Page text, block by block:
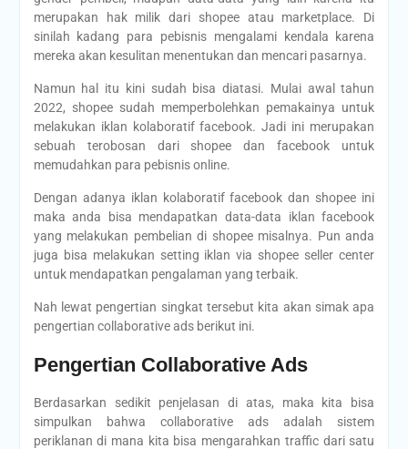
merupakan hak milik dari shopee atau marketplace. Di
sinilah kadang para pebisnis mengalami kendala karena
mereka akan kesulitan menentukan dan mencari pasarnya.
Namun hal itu kini sudah bisa diatasi. Mulai awal tahun
2022, shopee sudah memperbolehkan pemakainya untuk
melakukan iklan kolaboratif facebook. Jadi ini merupakan
sebuah terobosan dari shopee dan facebook untuk
memudahkan para pebisnis online.
Dengan adanya iklan kolaboratif facebook dan shopee ini
maka anda bisa mendapatkan data-data iklan facebook
yang melakukan pembelian di shopee misalnya. Pun anda
juga bisa melakukan setting iklan via shopee seller center
untuk mendapatkan pengalaman yang terbaik.
Nah lewat pengertian singkat tersebut kita akan simak apa
pengertian collaborative ads berikut ini.
Pengertian Collaborative Ads
Berdasarkan sedikit penjelasan di atas, maka kita bisa
simpulkan bahwa collaborative ads adalah sistem
periklanan di mana kita bisa mengarahkan traffic dari satu